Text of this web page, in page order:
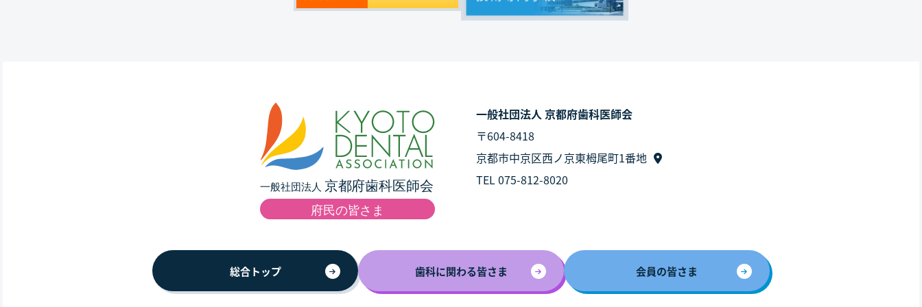
一般社団法人 京都府歯科医師会
〒604-8418
京都市中京区西ノ京東栂尾町1番地
TEL 075-812-8020
総合トップ 歯科に関わる皆さま 会員の皆さま